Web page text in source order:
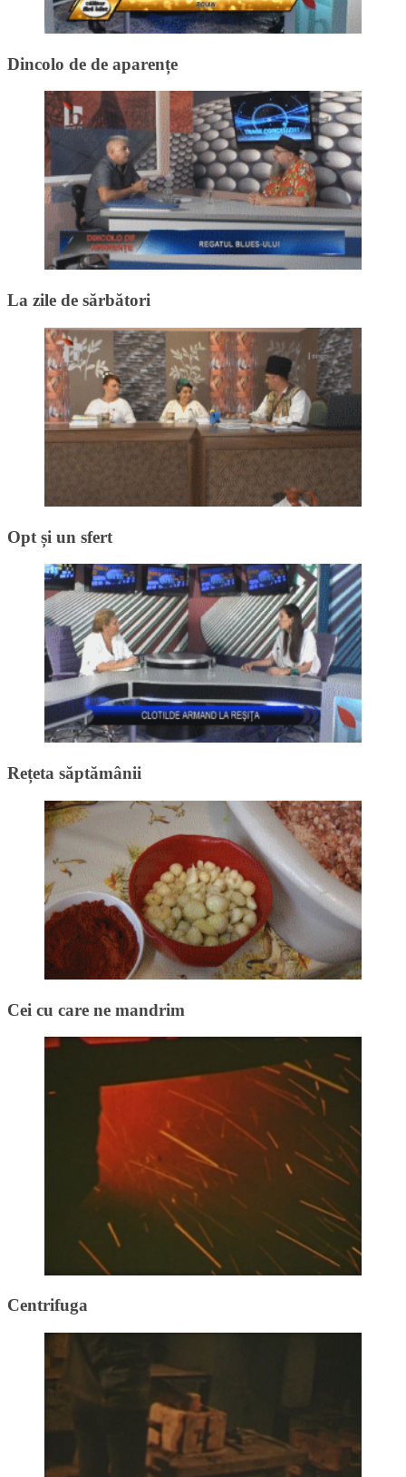
Dincolo de de aparențe
La zile de sărbători
Opt și un sfert
Rețeta săptămânii
Cei cu care ne mandrim
Centrifuga